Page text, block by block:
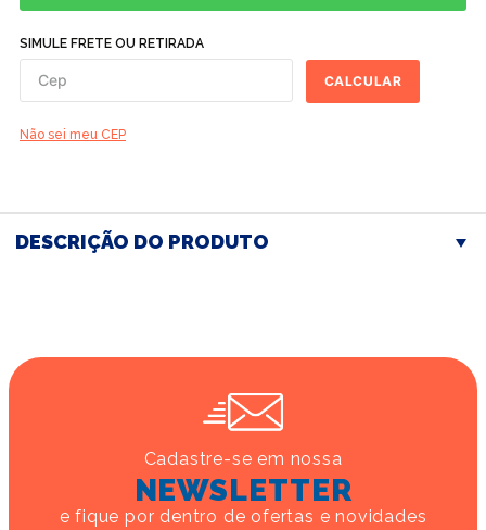
SIMULE FRETE OU RETIRADA
CALCULAR
Não sei meu CEP
DESCRIÇÃO DO PRODUTO
Cadastre-se em nossa
NEWSLETTER
e fique por dentro de ofertas e novidades